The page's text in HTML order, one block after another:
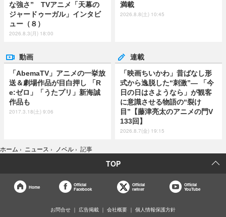
な強さ” TVアニメ「天幕の
ジャードゥーガル」インタビ
ュー（８）
2026.8.3(月) 18:00
満載
2026.8.8(土) 10:45
動画
「AbemaTV」アニメの一挙放
送＆劇場作品が目白押し 「R
e:ゼロ」「うたプリ」新海誠
作品も
2017.3.18(土) 9:06
連載
「映画ちいかわ」昔ばなし形
式から逸脱した“刺激”― 「今
日の日はさようなら」が観客
に意識させる物語の“裂け
目”【藤津亮太のアニメの門V
133回】
2026.8.7(金) 19:15
ホーム › ニュース › ノベル › 記事
TOP
Home
Official
Facebook
Official
twitter
Official
YouTube
お問合せ 広告掲載 会社概要 個人情報保護方針